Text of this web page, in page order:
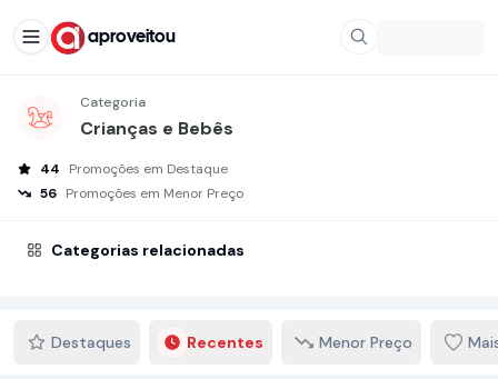
aproveitou
Categoria
Crianças e Bebês
44
Promoções em Destaque
56 Promoções em Menor Preço
Categorias relacionadas
Destaques Recentes Menor Preço